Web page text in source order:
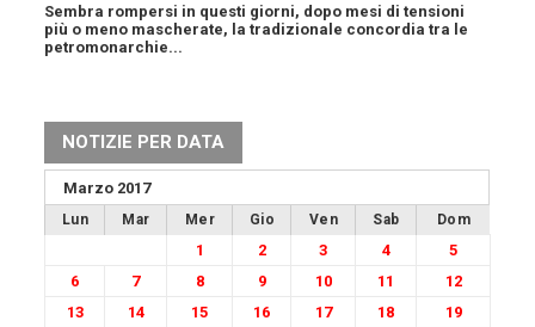
Sembra rompersi in questi giorni, dopo mesi di tensioni
più o meno mascherate, la tradizionale concordia tra le
petromonarchie...
NOTIZIE PER DATA
Marzo 2017
Lun Mar Mer Gio Ven Sab Dom
1 2 3 4
5
6
7 8 9 10 11
12
13
14 15 16 17 18
19